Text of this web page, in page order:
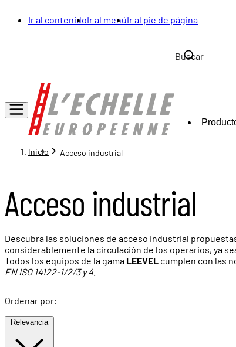
Ir al contenidoIr al menúIr al pie de página
Inicio Acceso industrial
Acceso industrial
Descubra las soluciones de acceso industrial
considerablemente la circulación de los operarios, ya
Todos los equipos de la gama LEEVEL cumplen con las
EN ISO 14122-1/2/3 y 4
Ordenar por:
Relevancia